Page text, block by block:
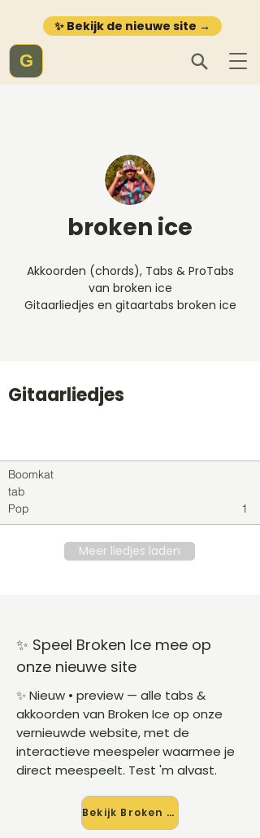
✨ Bekijk de nieuwe site →
G
broken ice
Akkoorden (chords), Tabs & ProTabs
van broken ice
Gitaarliedjes en gitaartabs broken ice
Gitaarliedjes
Boomkat
tab
Pop
1
Meer liedjes laden
✨ Speel Broken Ice mee op
onze nieuwe site
✨ Nieuw • preview — alle tabs &
akkoorden van Broken Ice op onze
vernieuwde website, met de
interactieve meespeler waarmee je
direct meespeelt. Test 'm alvast.
Bekijk Broken Ice →